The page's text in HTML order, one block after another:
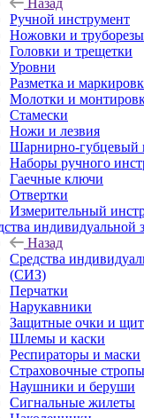
Назад
Ручной инструмент
Ножовки и труборезы
Головки и трещетки
Уровни
Разметка и
Молотки и
Стамески
Ножи и лезвия
Шарнирно-губцевый
Наборы ручного
Гаечные ключи
Отвертки
Измерительный
Назад
Средства
(СИЗ)
Перчатки
Нарукавники
Защитные очки и
Шлемы и каски
Респираторы и маски
Страховочные стропы
Наушники и беруши
Сигнальные жилеты